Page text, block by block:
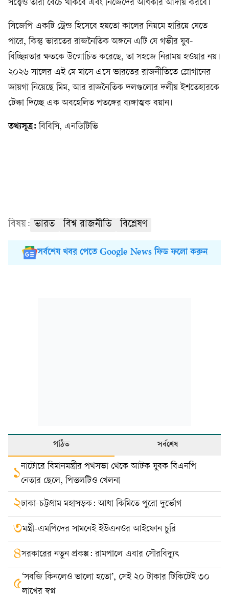
সত্ত্বেও তারা বেঁচে থাকবে এবং নিজেদের অধিকার আদায় করবে।
সিজেপি একটি ট্রেন্ড হিসেবে হয়তো কালের নিয়মে হারিয়ে যেতে
পারে, কিন্তু ভারতের রাজনৈতিক অঙ্গনে এটি যে গভীর যুব-
বিচ্ছিন্নতার ক্ষতকে উন্মোচিত করেছে, তা সহজে নিরাময় হওয়ার নয়।
২০২৬ সালের এই মে মাসে এসে ভারতের রাজনীতিতে স্লোগানের
জায়গা নিয়েছে মিম, আর রাজনৈতিক দলগুলোর দলীয় ইশতেহারকে
টেক্কা দিচ্ছে এক অবহেলিত পতঙ্গের ব্যঙ্গাত্মক বয়ান।
তথ্যসূত্র: বিবিসি, এনডিটিভি
বিষয়: ভারত বিশ্ব রাজনীতি বিশ্লেষণ
সর্বশেষ খবর পেতে Google News ফিড ফলো করুন
পঠিত সর্বশেষ
১নাটোরে বিমানমন্ত্রীর পথসভা থেকে আটক যুবক বিএনপি
নেতার ছেলে, পিস্তলটিও খেলনা
২ঢাকা-চট্টগ্রাম মহাসড়ক: আধা কিমিতে পুরো দুর্ভোগ
৩মন্ত্রী-এমপিদের সামনেই ইউএনওর আইফোন চুরি
৪সরকারের নতুন প্রকল্প: রামপালে এবার সৌরবিদ্যুৎ
৫‘সবজি কিনলেও ভালো হতো’, সেই ২০ টাকার টিকিটেই ৩০
লাখের স্বপ্ন